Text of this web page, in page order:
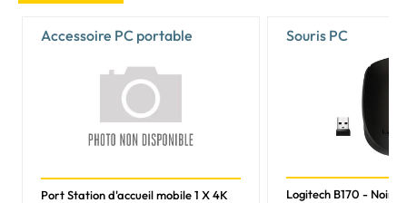
Accessoire PC portable
Port Station d'accueil mobile 1 X 4K
Souris PC
Logitech B170 - Noir/